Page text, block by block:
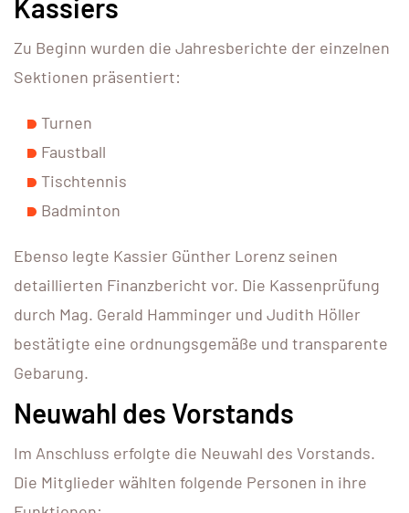
Kassiers
Zu Beginn wurden die Jahresberichte der einzelnen
Sektionen präsentiert:
Turnen
Faustball
Tischtennis
Badminton
Ebenso legte Kassier Günther Lorenz seinen
detaillierten Finanzbericht vor. Die Kassenprüfung
durch Mag. Gerald Hamminger und Judith Höller
bestätigte eine ordnungsgemäße und transparente
Gebarung.
Neuwahl des Vorstands
Im Anschluss erfolgte die Neuwahl des Vorstands.
Die Mitglieder wählten folgende Personen in ihre